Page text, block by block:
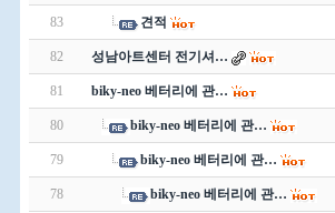
83 견적
82 성남아트센터 전기셔…
81 biky-neo 베터리에 관…
80 biky-neo 베터리에 관…
79 biky-neo 베터리에 관…
78 biky-neo 베터리에 관…